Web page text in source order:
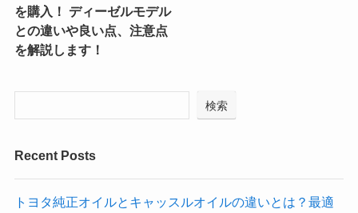
を購入！ ディーゼルモデル
との違いや良い点、注意点
を解説します！
検索
Recent Posts
トヨタ純正オイルとキャッスルオイルの違いとは？最適